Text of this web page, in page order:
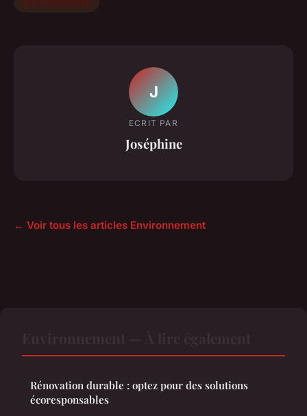
J
ECRIT PAR
Joséphine
← Voir tous les articles Environnement
Rénovation durable : optez pour des solutions
écoresponsables